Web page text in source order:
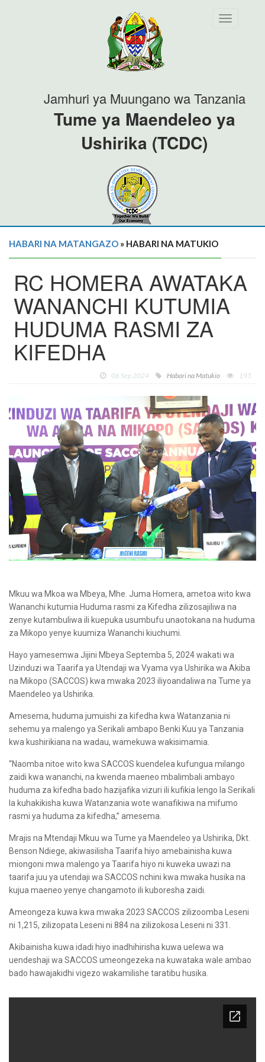
Toggle
Jamhuri ya Muungano wa Tanzania
Tume ya Maendeleo ya
Ushirika (TCDC)
HABARI NA MATANGAZO » HABARI NA MATUKIO
RC HOMERA AWATAKA
WANANCHI KUTUMIA
HUDUMA RASMI ZA
KIFEDHA
06 Sep 2024 Habari na Matukio 195
Mkuu wa Mkoa wa Mbeya, Mhe. Juma Homera, ametoa wito kwa
Wananchi kutumia Huduma rasmi za Kifedha zilizosajiliwa na
zenye kutambuliwa ili kuepuka usumbufu unaotokana na huduma
za Mikopo yenye kuumiza Wananchi kiuchumi.
Hayo yamesemwa Jijini Mbeya Septemba 5, 2024 wakati wa
Uzinduzi wa Taarifa ya Utendaji wa Vyama vya Ushirika wa Akiba
na Mikopo (SACCOS) kwa mwaka 2023 iliyoandaliwa na Tume ya
Maendeleo ya Ushirika.
Amesema, huduma jumuishi za kifedha kwa Watanzania ni
sehemu ya malengo ya Serikali ambapo Benki Kuu ya Tanzania
kwa kushirikiana na wadau, wamekuwa wakisimamia.
“Naomba nitoe wito kwa SACCOS kuendelea kufungua milango
zaidi kwa wananchi, na kwenda maeneo mbalimbali ambayo
huduma za kifedha bado hazijafika vizuri ili kufikia lengo la Serikali
la kuhakikisha kuwa Watanzania wote wanafikiwa na mifumo
rasmi ya huduma za kifedha,” amesema.
Mrajis na Mtendaji Mkuu wa Tume ya Maendeleo ya Ushirika, Dkt.
Benson Ndiege, akiwasilisha Taarifa hiyo amebainisha kuwa
miongoni mwa malengo ya Taarifa hiyo ni kuweka uwazi na
taarifa juu ya utendaji wa SACCOS nchini kwa mwaka husika na
kujua maeneo yenye changamoto ili kuboresha zaidi.
Ameongeza kuwa kwa mwaka 2023 SACCOS zilizoomba Leseni
ni 1,215, zilizopata Leseni ni 884 na zilizokosa Leseni ni 331.
Akibainisha kuwa idadi hiyo inadhihirisha kuwa uelewa wa
uendeshaji wa SACCOS umeongezeka na kuwataka wale ambao
bado hawajakidhi vigezo wakamilishe taratibu husika.